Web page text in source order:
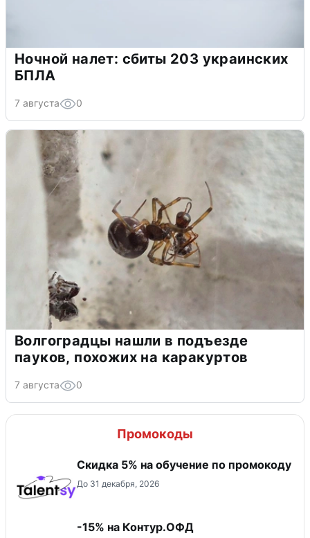
Ночной налет: сбиты 203 украинских
БПЛА
7 августа 0
Волгоградцы нашли в подъезде
пауков, похожих на каракуртов
7 августа 0
Промокоды
Скидка 5% на обучение по промокоду
До 31 декабря, 2026
-15% на Контур.ОФД